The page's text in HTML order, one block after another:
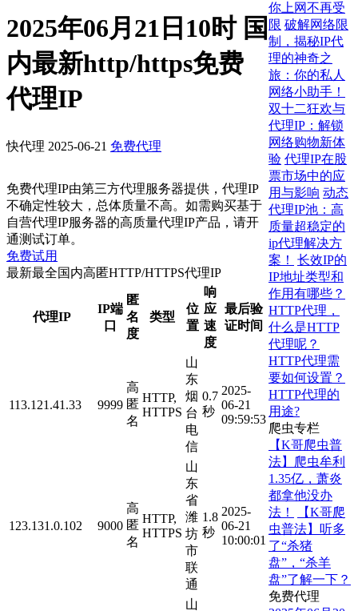
2025年06月21日10时 国
内最新http/https免费
代理IP
快代理 2025-06-21 免费代理
免费代理IP由第三方代理服务器提供，代理IP
不确定性较大，总体质量不高。如需购买基于
自营代理IP服务器的高质量代理IP产品，请开
通测试订单。
免费试用
最新最全国内高匿HTTP/HTTPS代理IP
代理IP
IP端
口
匿
名
度
类型
位
置
响
应
速
度
最后验
证时间
113.121.41.33 9999
高
匿
名
HTTP,
HTTPS
山
东
烟
台
电
信
0.7
秒
2025-
06-21
09:59:53
123.131.0.102 9000
高
匿
名
HTTP,
HTTPS
山
东
省
潍
坊
市
联
通
1.8
秒
2025-
06-21
10:00:01
山
你上网不再受
限 破解网络限
制，揭秘IP代
理的神奇之
旅：你的私人
网络小助手！
双十二狂欢与
代理IP：解锁
网络购物新体
验 代理IP在股
票市场中的应
用与影响 动态
代理IP池：高
质量超稳定的
ip代理解决方
案！
长效IP的
IP地址类型和
作用有哪些？
HTTP代理，
什么是HTTP
代理呢？
HTTP代理需
要如何设置？
HTTP代理的
用途?
爬虫专栏
【K哥爬虫普
法】爬虫牟利
1.35亿，萧炎
都拿他没办
法！
【K哥爬
虫普法】听多
了“杀猪
盘”，“杀羊
盘”了解一下？
免费代理